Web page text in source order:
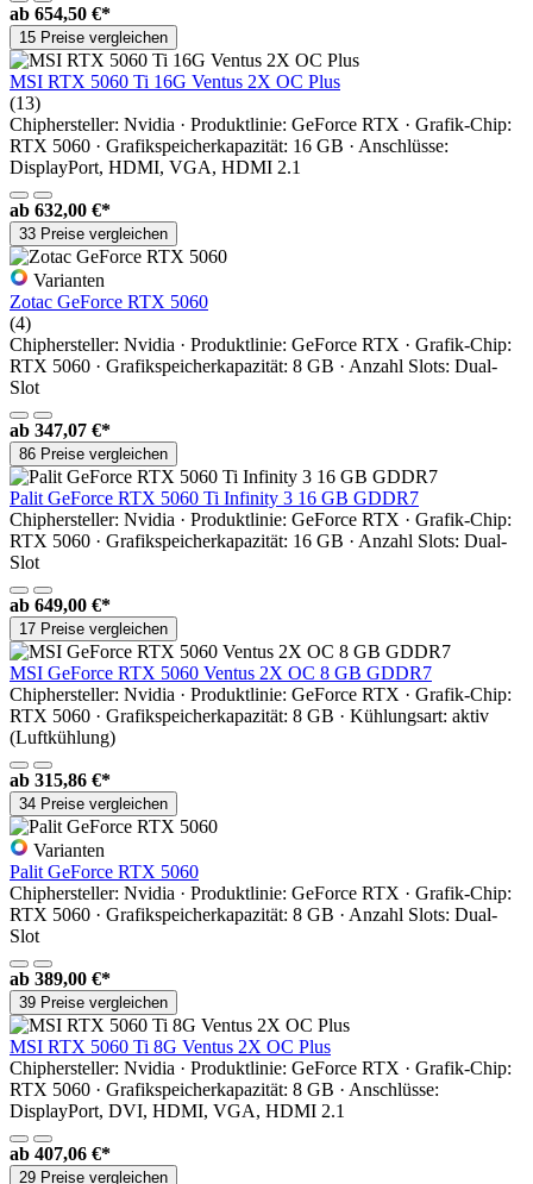
ab 654,50 €*
15 Preise vergleichen
MSI RTX 5060 Ti 16G Ventus 2X OC Plus
(13)
Chiphersteller: Nvidia · Produktlinie: GeForce RTX · Grafik-Chip:
RTX 5060 · Grafikspeicherkapazität: 16 GB · Anschlüsse:
DisplayPort, HDMI, VGA, HDMI 2.1
ab 632,00 €*
33 Preise vergleichen
Varianten
Zotac GeForce RTX 5060
(4)
Chiphersteller: Nvidia · Produktlinie: GeForce RTX · Grafik-Chip:
RTX 5060 · Grafikspeicherkapazität: 8 GB · Anzahl Slots: Dual-
Slot
ab 347,07 €*
86 Preise vergleichen
Palit GeForce RTX 5060 Ti Infinity 3 16 GB GDDR7
Chiphersteller: Nvidia · Produktlinie: GeForce RTX · Grafik-Chip:
RTX 5060 · Grafikspeicherkapazität: 16 GB · Anzahl Slots: Dual-
Slot
ab 649,00 €*
17 Preise vergleichen
MSI GeForce RTX 5060 Ventus 2X OC 8 GB GDDR7
Chiphersteller: Nvidia · Produktlinie: GeForce RTX · Grafik-Chip:
RTX 5060 · Grafikspeicherkapazität: 8 GB · Kühlungsart: aktiv
(Luftkühlung)
ab 315,86 €*
34 Preise vergleichen
Varianten
Palit GeForce RTX 5060
Chiphersteller: Nvidia · Produktlinie: GeForce RTX · Grafik-Chip:
RTX 5060 · Grafikspeicherkapazität: 8 GB · Anzahl Slots: Dual-
Slot
ab 389,00 €*
39 Preise vergleichen
MSI RTX 5060 Ti 8G Ventus 2X OC Plus
Chiphersteller: Nvidia · Produktlinie: GeForce RTX · Grafik-Chip:
RTX 5060 · Grafikspeicherkapazität: 8 GB · Anschlüsse:
DisplayPort, DVI, HDMI, VGA, HDMI 2.1
ab 407,06 €*
29 Preise vergleichen